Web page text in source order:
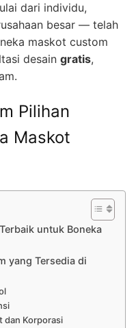
dari individu,
besar — telah
maskot custom
desain gratis,
Pilihan
Maskot
untuk Boneka
yang Tersedia di
dan Korporasi